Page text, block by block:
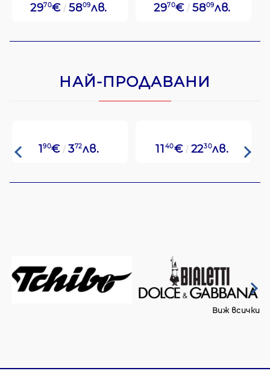
2970€ 5809лв. 2970€ 5809лв.
НАЙ-ПРОДАВАНИ
190€ 372лв. 11 40€ 2230лв.
Виж всички